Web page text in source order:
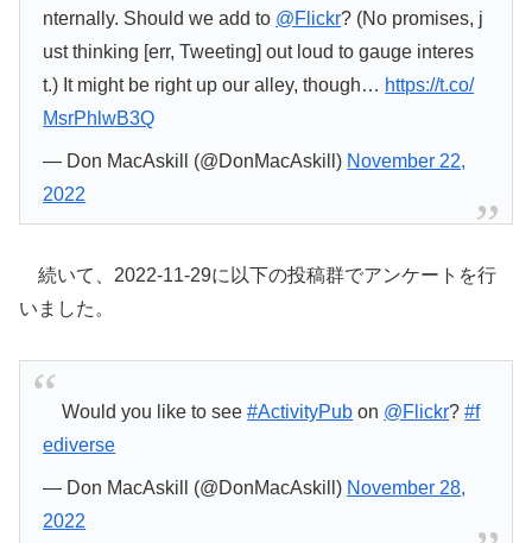
nternally. Should we add to @Flickr? (No promises, j
ust thinking [err, Tweeting] out loud to gauge interes
t.) It might be right up our alley, though… https://t.co/
MsrPhlwB3Q
— Don MacAskill (@DonMacAskill) November 22,
2022
続いて、2022-11-29に以下の投稿群でアンケートを行
いました。
Would you like to see#ActivityPub on @Flickr?#f
ediverse
— Don MacAskill (@DonMacAskill) November 28,
2022